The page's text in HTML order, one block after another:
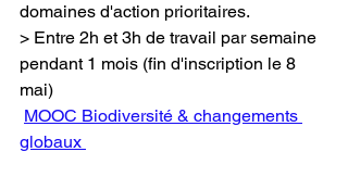
domaines d'action prioritaires.
> Entre 2h et 3h de travail par semaine
pendant 1 mois (fin d'inscription le 8
mai)
MOOC Biodiversité & changements
globaux